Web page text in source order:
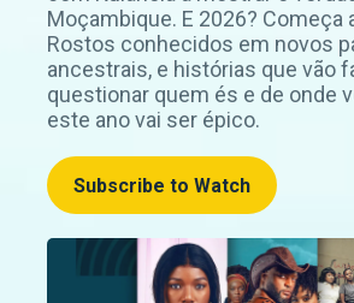
Moçambique. E 2026? Começa
Rostos conhecidos em novos
ancestrais, e histórias que vão
questionar quem és e de onde
este ano vai ser épico.
Subscribe to Watch